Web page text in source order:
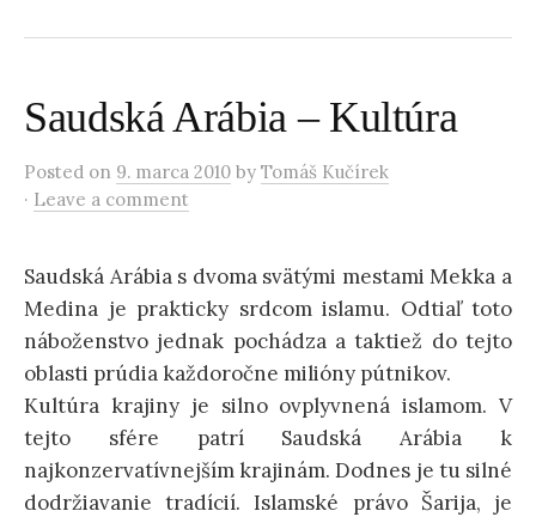
p
t
o
c
ť
Saudská Arábia – Kultúra
Posted on 9. marca 2010 by Tomáš Kučírek
· Leave a comment
Saudská Arábia s dvoma svätými mestami Mekka a
Medina je prakticky srdcom islamu. Odtiaľ toto
náboženstvo jednak pochádza a taktiež do tejto
oblasti prúdia každoročne milióny pútnikov.
Kultúra krajiny je silno ovplyvnená islamom. V
tejto sfére patrí Saudská Arábia k
najkonzervatívnejším krajinám. Dodnes je tu silné
dodržiavanie tradícií. Islamské právo Šarija, je